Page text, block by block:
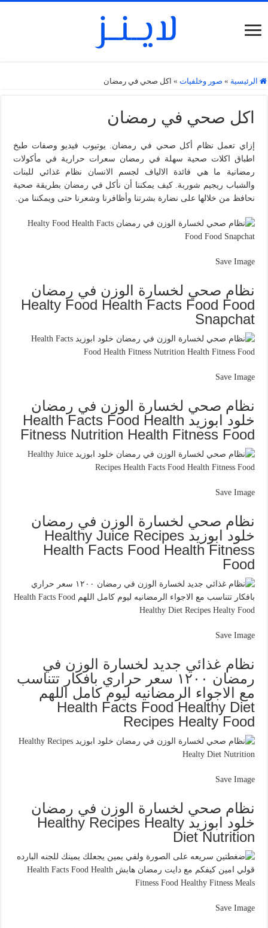
الرئيسية » صور وخلفيات » اكل صحي في رمضان
اكل صحي في رمضان
إزاي تعمل نظام أكل صحي في رمضان. يوتيوب فيديو وصفات طبخ
اطباق اكلات صحية سهلة في رمضان سعرات حرارية في مأكولات
رمضانية ما هي فائدة الالياف لجسم الانسان نظام غذائي للبنات
والشباب ريجيم شوربة. كيف يمكننا أن نأكل في رمضان بطريقة صحية
نحافظ من خلالها على نضارة بشرتنا وأظافرنا وشعرنا حتى ويمكننا من.
Save Image
نظام صحي لخسارة الوزن في رمضان
Healty Food Health Facts Food Food
Snapchat
Save Image
نظام صحي لخسارة الوزن في رمضان
خلود ابوزيد Health Facts Food Health
Fitness Nutrition Health Fitness Food
Save Image
نظام صحي لخسارة الوزن في رمضان
خلود ابوزيد Healthy Juice Recipes
Health Facts Food Health Fitness
Food
Save Image
نظام غذائي جديد لخسارة الوزن في
رمضان ١٢٠٠ سعر حراري بافكار تتناسب
مع الاجواء الرمضانيه ليوم كامل اللهم
Health Facts Food Healthy Diet
Recipes Healty Food
Save Image
نظام صحي لخسارة الوزن في رمضان
خلود ابوزيد Healthy Recipes Healty
Diet Nutrition
Save Image